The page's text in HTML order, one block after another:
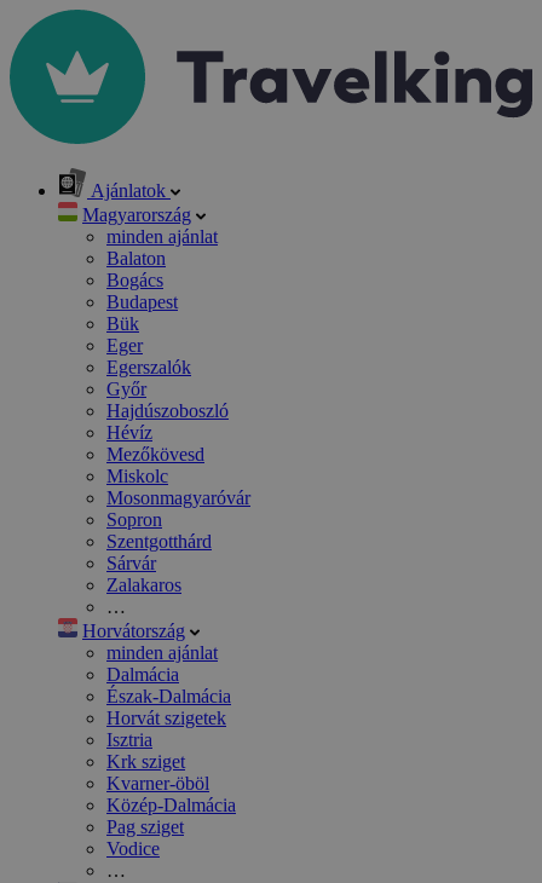
Ajánlatok
Magyarország
minden ajánlat
Balaton
Bogács
Budapest
Bük
Eger
Egerszalók
Győr
Hajdúszoboszló
Hévíz
Mezőkövesd
Miskolc
Mosonmagyaróvár
Sopron
Szentgotthárd
Sárvár
Zalakaros
…
Horvátország
minden ajánlat
Dalmácia
Észak-Dalmácia
Horvát szigetek
Isztria
Krk sziget
Kvarner-öböl
Közép-Dalmácia
Pag sziget
Vodice
…